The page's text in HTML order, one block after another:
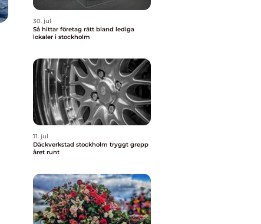
30. jul
Så hittar företag rätt bland lediga
lokaler i stockholm
11. jul
Däckverkstad stockholm tryggt grepp
året runt